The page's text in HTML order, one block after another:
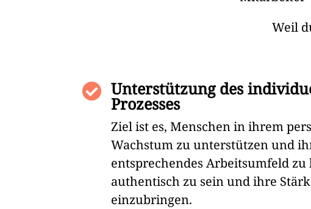
Weil
 Unterstützung des
Prozesses
Ziel ist es, Menschen in ihrem
Wachstum zu unterstützen und
entsprechendes Arbeitsumfeld zu
authentisch zu sein und ihre
einzubringen.